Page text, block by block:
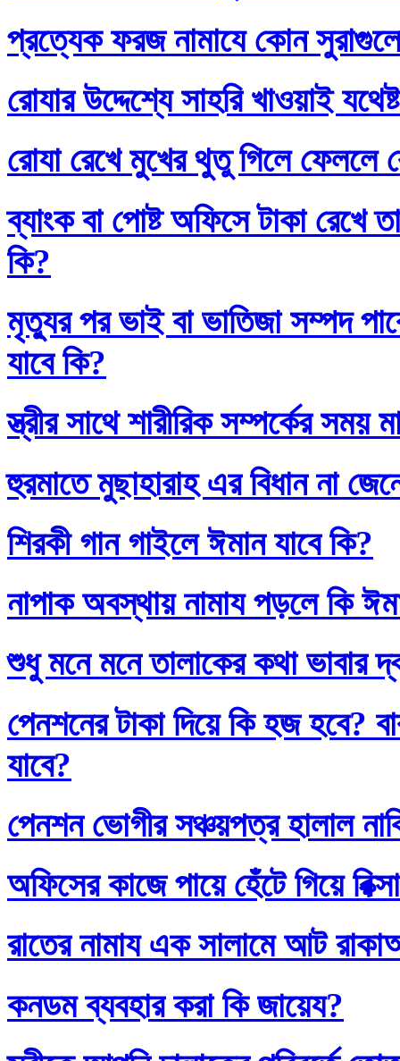
প্রত্যেক ফরজ নামাযে কোন
রোযার উদ্দেশ্যে সাহরি খাওয়াই
রোযা রেখে মুখের থুতু গিলে ফেললে
ব্যাংক বা পোষ্ট অফিসে টাকা রেখে
কি?
মৃত্যুর পর ভাই বা ভাতিজা সম্পদ
যাবে কি?
স্ত্রীর সাথে শারীরিক সম্পর্কের
হুরমাতে মুছাহারাহ এর বিধান না
শিরকী গান গাইলে ঈমান যাবে কি?
নাপাক অবস্থায় নামায পড়লে কি
শুধু মনে মনে তালাকের কথা ভাবার
পেনশনের টাকা দিয়ে কি হজ হবে?
যাবে?
পেনশন ভোগীর সঞ্চয়পত্র হালাল
অফিসের কাজে পায়ে হেঁটে গিয়ে
রাতের নামায এক সালামে আট
কনডম ব্যবহার করা কি জায়েয?